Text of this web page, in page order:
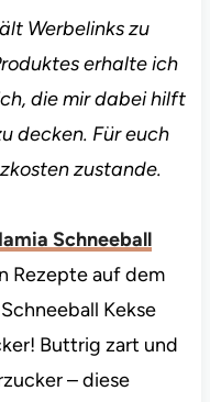
Werbelinks zu
erhalte ich
die mir dabei hilft
decken. Für euch
zustande.
Schneeball
Rezepte auf dem
Kekse
Buttrig zart und
– diese